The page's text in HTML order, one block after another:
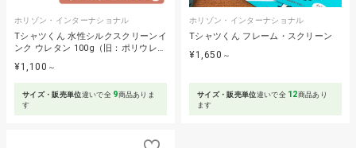
ホリゾン・インターナショナル
Tシャツくん 水性シルクスクリーンイ
ンク ウレタン 100g（旧：ポリウレ…
¥1,100 ～
サイズ・販売単位違いで全 9商品ありま
す
ホリゾン・インターナショナル
Tシャツくん フレーム・スクリーン
¥1,650 ～
サイズ・販売単位違いで全 12商品あり
ます